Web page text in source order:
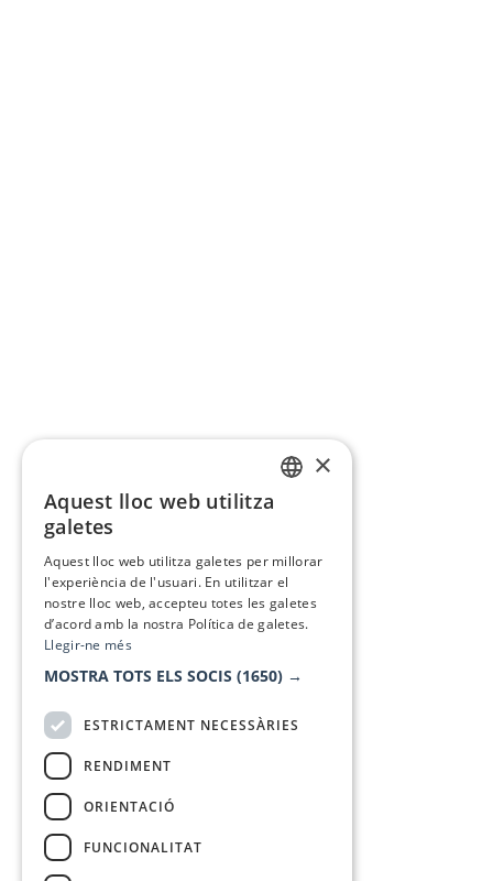
×
Aquest lloc web utilitza
galetes
Aquest lloc web utilitza galetes per millorar
l'experiència de l'usuari. En utilitzar el
nostre lloc web, accepteu totes les galetes
d’acord amb la nostra Política de galetes.
Llegir-ne més
MOSTRA TOTS ELS SOCIS (1650) →
ESTRICTAMENT NECESSÀRIES
RENDIMENT
ORIENTACIÓ
FUNCIONALITAT